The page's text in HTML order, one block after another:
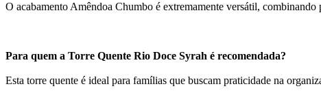
O acabamento Amêndoa Chumbo é extremamente versátil,
Para quem a Torre Quente Rio Doce Syrah é recomendada?
Esta torre quente é ideal para famílias que buscam praticidade na